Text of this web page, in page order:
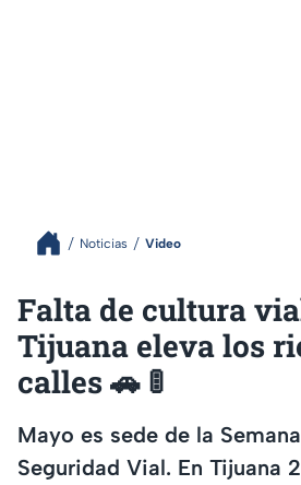
Noticias Video
Falta de cultura
Tijuana eleva los
calles 🚗 🚦
Mayo es sede de la
Seguridad Vial. En Tijuana